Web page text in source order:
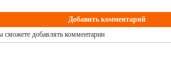
Добавить комментарий
сможете добавлять комментарии